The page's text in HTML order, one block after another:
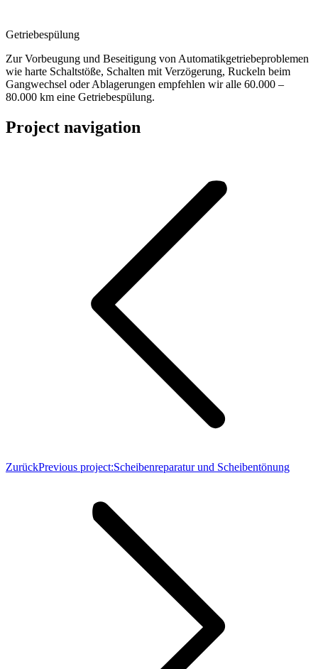
Getriebespülung
Zur Vorbeugung und Beseitigung von Automatikgetriebeproblemen
wie harte Schaltstöße, Schalten mit Verzögerung, Ruckeln beim
Gangwechsel oder Ablagerungen empfehlen wir alle 60.000 –
80.000 km eine Getriebespülung.
Project navigation
ZurückPrevious project:Scheibenreparatur und Scheibentönung